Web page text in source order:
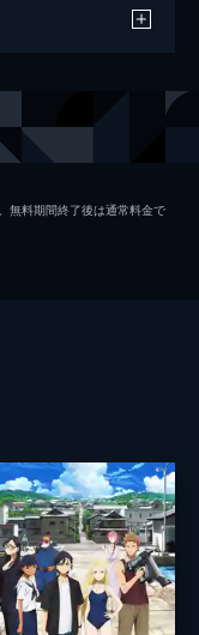
桜庭ななみ
佐々木睦
玉川紗己子
永井一郎
山像かおり
無料期間終了後は通常料金で